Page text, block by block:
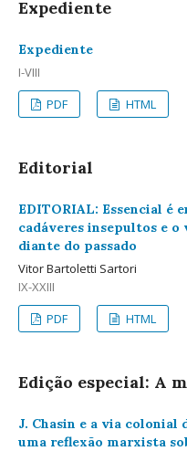
Expediente
Expediente
I-VIII
PDF
HTML
Editorial
EDITORIAL: Essencial é
cadáveres insepultos e
diante do passado
Vitor Bartoletti Sartori
IX-XXIII
PDF
HTML
Edição especial: A
J. Chasin e a via
uma reflexão marxista